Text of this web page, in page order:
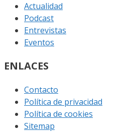
Actualidad
Podcast
Entrevistas
Eventos
ENLACES
Contacto
Política de privacidad
Política de cookies
Sitemap